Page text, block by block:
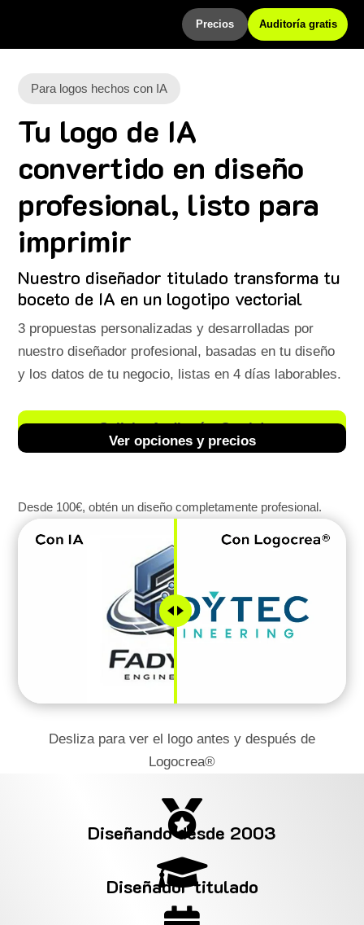
Precios Auditoría gratis
Para logos hechos con IA
Tu logo de IA
convertido en diseño
profesional, listo para
imprimir
Nuestro diseñador titulado transforma tu
boceto de IA en un logotipo vectorial
3 propuestas personalizadas y desarrolladas por
nuestro diseñador profesional, basadas en tu diseño
y los datos de tu negocio, listas en 4 días laborables.
Solicita Auditoría ¡Gratis!
Ver opciones y precios
Desde 100€, obtén un diseño completamente profesional.
Desliza para ver el logo antes y después de
Logocrea®

Diseñando desde 2003

Diseñador titulado